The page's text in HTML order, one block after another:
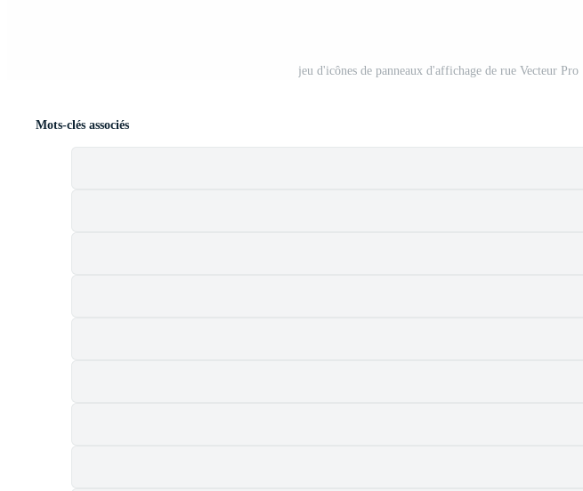
jeu d'icônes de panneaux d'affichage de rue Vecteur Pro
Mots-clés associés